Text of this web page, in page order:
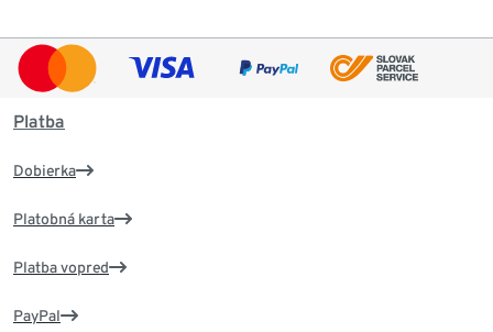
Platba
Dobierka
Platobná karta
Platba vopred
PayPal